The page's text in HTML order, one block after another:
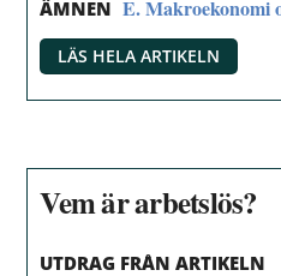
ÄMNEN E. Makroekonomi
LÄS HELA ARTIKELN
Vem är arbetslös?
UTDRAG FRÅN ARTIKELN